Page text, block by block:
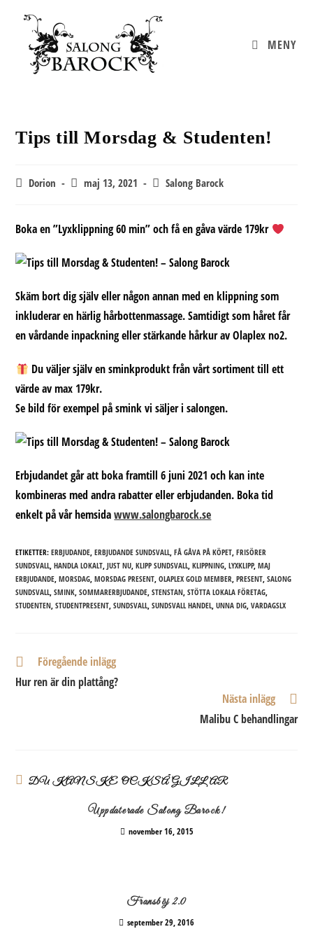
innehållet
MENY
Tips till Morsdag & Studenten!
Inläggsförfattare:
Dorion
Inläggetmaj 13, 2021 Inläggskategori:
Salong Barock
Boka en ”Lyxklippning 60 min” och få en gåva värde 179kr
Skäm bort dig själv eller någon annan med en klippning som
inkluderar en härlig hårbottenmassage. Samtidigt som håret får
en vårdande inpackning eller stärkande hårkur av Olaplex no2.
Du väljer själv en sminkprodukt från vårt sortiment till ett
värde av max 179kr.
Se bild för exempel på smink vi säljer i salongen.
Erbjudandet går att boka framtill 6 juni 2021 och kan inte
kombineras med andra rabatter eller erbjudanden. Boka tid
enkelt på vår hemsidawww.salongbarock.se
ETIKETTER:ERBJUDANDE, ERBJUDANDE SUNDSVALL, FÅ GÅVA PÅ KÖPET, FRISÖRER
SUNDSVALL, HANDLA LOKALT, JUST NU, KLIPP SUNDSVALL, KLIPPNING, LYXKLIPP, MAJ
ERBJUDANDE, MORSDAG, MORSDAG PRESENT, OLAPLEX GOLD MEMBER, PRESENT, SALONG
SUNDSVALL, SMINK, SOMMARERBJUDANDE, STENSTAN, STÖTTA LOKALA FÖRETAG,
STUDENTEN, STUDENTPRESENT, SUNDSVALL, SUNDSVALL HANDEL, UNNA DIG, VARDAGSLX
Läs
artiklar
Föregående inlägg
Hur ren är din plattång?
Nästa inlägg
Malibu C behandlingar
DU KANSKE OCKSÅ GILLAR
Uppdaterade Salong Barock!
november 16, 2015
Fransböj 2.0
september 29, 2016